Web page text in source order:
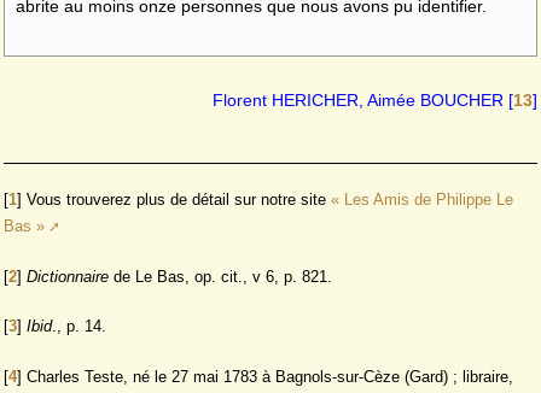
abrite au moins onze personnes que nous avons pu identifier.
Florent HERICHER, Aimée BOUCHER [13]
[1] Vous trouverez plus de détail sur notre site « Les Amis de Philippe Le
Bas »
[2] Dictionnaire de Le Bas, op. cit., v 6, p. 821.
[3] Ibid., p. 14.
[4] Charles Teste, né le 27 mai 1783 à Bagnols-sur-Cèze (Gard) ; libraire,